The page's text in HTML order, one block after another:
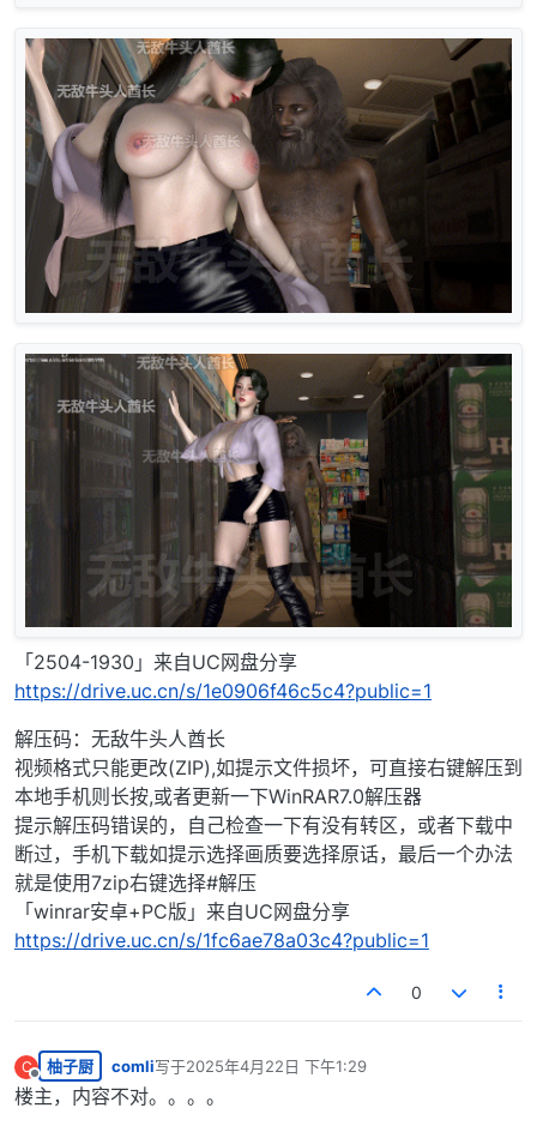
「2504-1930」来自UC网盘分享
https://drive.uc.cn/s/1e0906f46c5c4?public=1
解压码：无敌牛头人酋长
视频格式只能更改(ZIP),如提示文件损坏，可直接右键解压到
本地手机则长按,或者更新一下WinRAR7.0解压器
提示解压码错误的，自己检查一下有没有转区，或者下载中
断过，手机下载如提示选择画质要选择原话，最后一个办法
就是使用7zip右键选择#解压
「winrar安卓+PC版」来自UC网盘分享
https://drive.uc.cn/s/1fc6ae78a03c4?public=1
0
C
离线
柚子厨 comli写于2025年4月22日 下午1:29
最后由 编辑
楼主，内容不对。。。。